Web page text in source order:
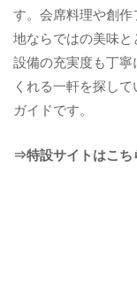
す。会席料理や創
地ならではの美味
設備の充実度も丁寧
くれる一軒を探し
ガイドです。
⇒特設サイトはこち